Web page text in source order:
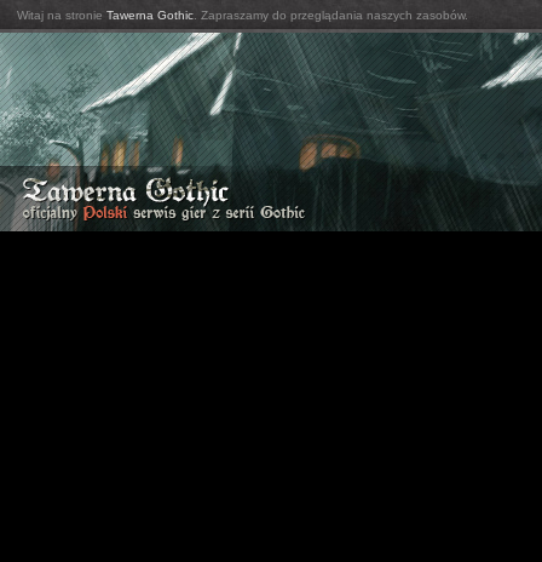
Witaj na stronie Tawerna Gothic . Zapraszamy do przeglądania naszych zasobów.